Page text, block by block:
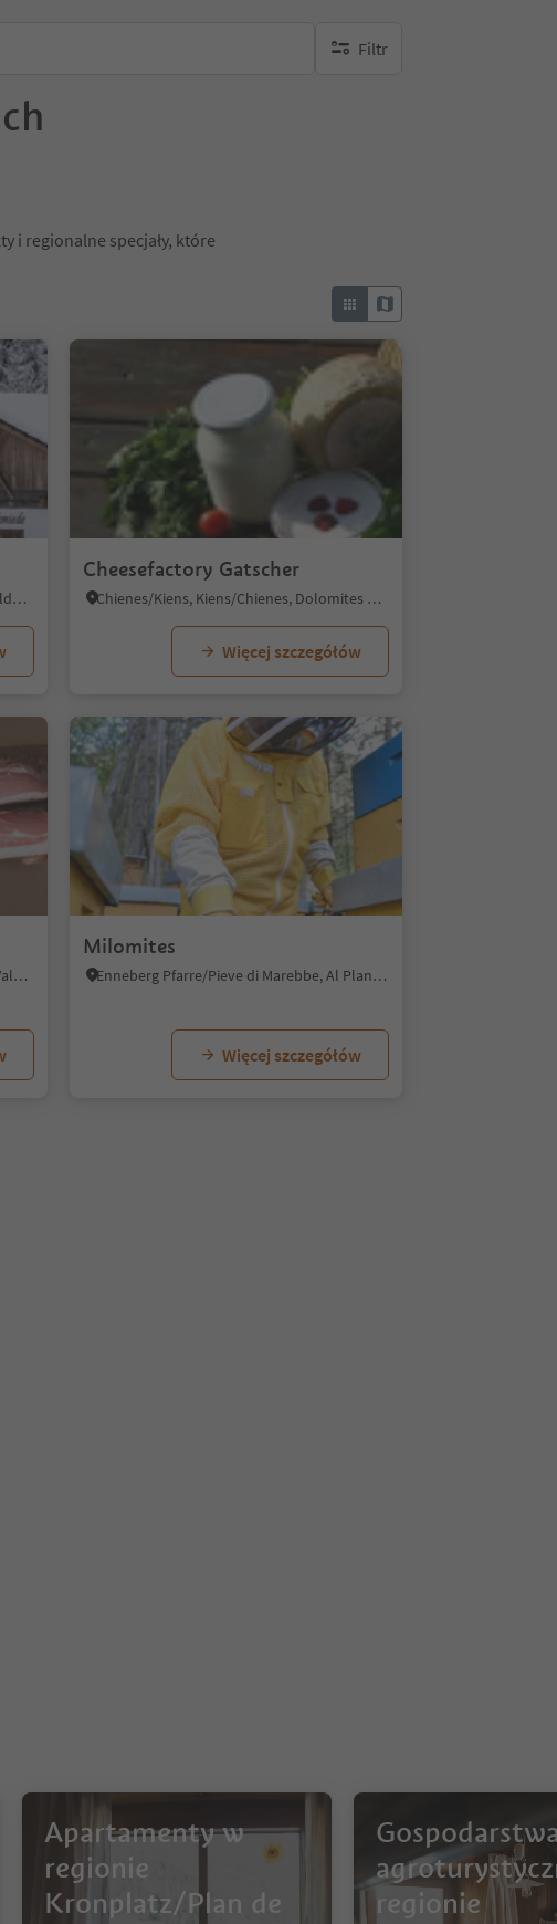
Filtr
brak aktywnych filtrów
i regionalne specjały, które
1/6
Valdaora di Sopra/Oberolang, Olang/Valdaora, Dolomites Region Kronplatz/Plan de Corones
Cheesefactory Gatscher
Chienes/Kiens, Kiens/Chienes, Dolomites Region Kronplatz/Plan de Corones
Więcej szczegółów
1/5
Mitterolang/Valdaora di Mezzo, Olang/Valdaora, Dolomites Region Kronplatz/Plan de Corones
Milomites
Enneberg Pfarre/Pieve di Marebbe, Al Plan/San Vigilio, Dolomites Region Kronplatz/Plan de Corones
Więcej szczegółów
Apartamenty w
regionie
Kronplatz/Plan de
regionie